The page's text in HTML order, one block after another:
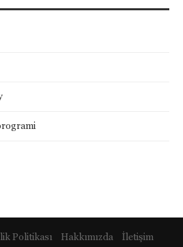
Politikası Hakkımızda İletişim